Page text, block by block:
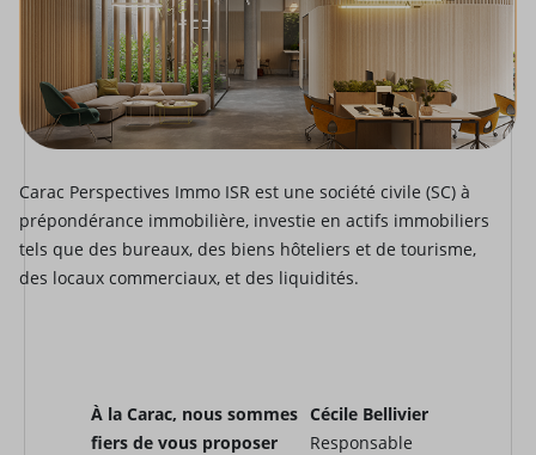
Carac Perspectives Immo ISR est une société civile (SC) à
prépondérance immobilière, investie en actifs immobiliers
tels que des bureaux, des biens hôteliers et de tourisme,
des locaux commerciaux, et des liquidités.
À la Carac, nous sommes
fiers de vous proposer
Cécile Bellivier
Responsable